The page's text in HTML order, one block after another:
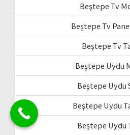
Beştepe Tv
Beştepe Tv
Beştepe Tv
Beştepe Uydu
Beştepe Uydu
Beştepe Uydu
Beştepe Uydu